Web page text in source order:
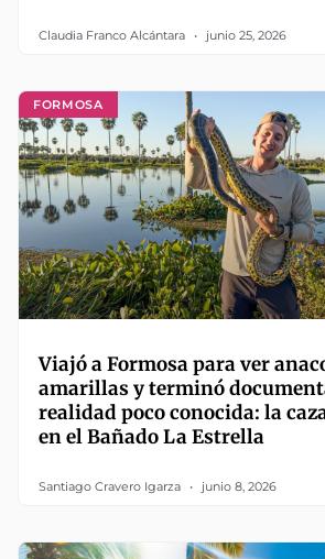
Claudia Franco Alcántara junio 25, 2026
FORMOSA
Viajó a Formosa para ver
amarillas y terminó
realidad poco conocida: la
en el Bañado La Estrella
Santiago Cravero Igarza junio 8, 2026